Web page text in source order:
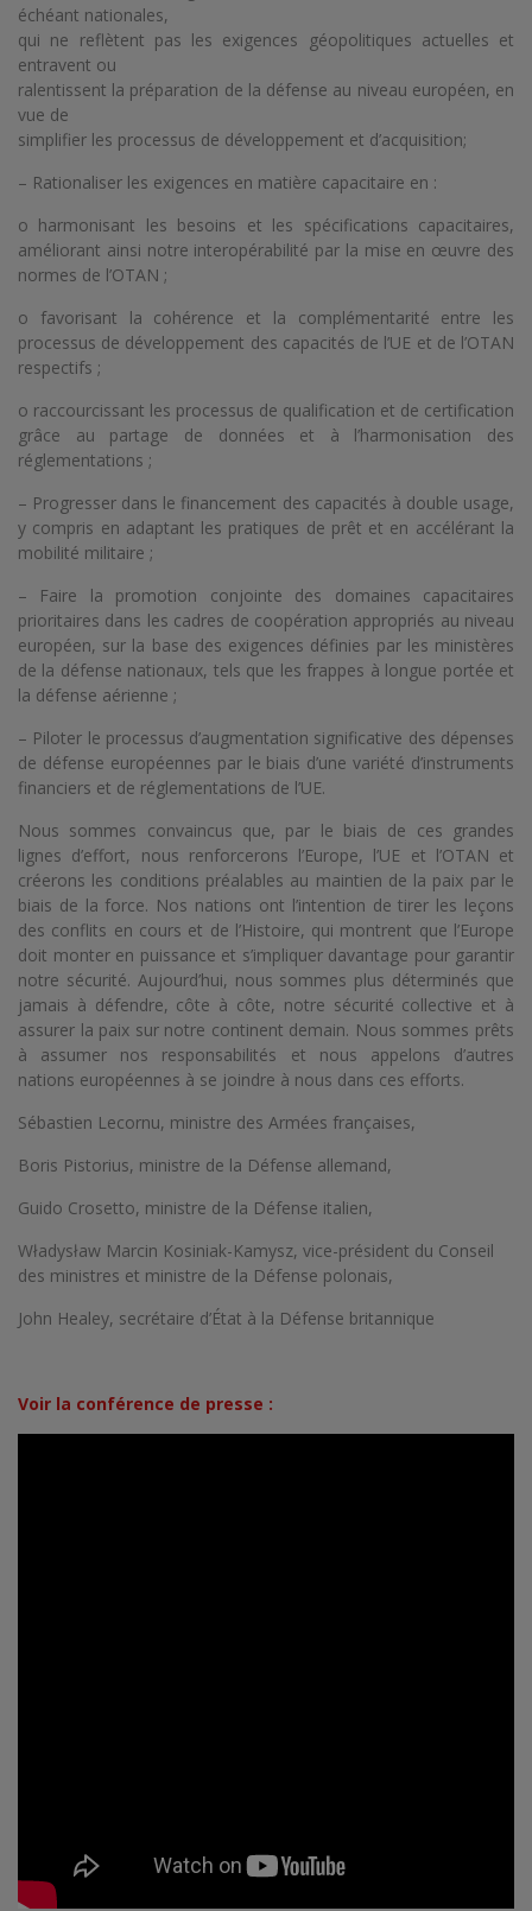
échéant nationales,
qui ne reflètent pas les exigences géopolitiques actuelles et
entravent ou
ralentissent la préparation de la défense au niveau européen, en
vue de
simplifier les processus de développement et d’acquisition;
– Rationaliser les exigences en matière capacitaire en :
o harmonisant les besoins et les spécifications capacitaires,
améliorant ainsi notre interopérabilité par la mise en œuvre des
normes de l’OTAN ;
o favorisant la cohérence et la complémentarité entre les
processus de développement des capacités de l’UE et de l’OTAN
respectifs ;
o raccourcissant les processus de qualification et de certification
grâce au partage de données et à l’harmonisation des
réglementations ;
– Progresser dans le financement des capacités à double usage,
y compris en adaptant les pratiques de prêt et en accélérant la
mobilité militaire ;
– Faire la promotion conjointe des domaines capacitaires
prioritaires dans les cadres de coopération appropriés au niveau
européen, sur la base des exigences définies par les ministères
de la défense nationaux, tels que les frappes à longue portée et
la défense aérienne ;
– Piloter le processus d’augmentation significative des dépenses
de défense européennes par le biais d’une variété d’instruments
financiers et de réglementations de l’UE.
Nous sommes convaincus que, par le biais de ces grandes
lignes d’effort, nous renforcerons l’Europe, l’UE et l’OTAN et
créerons les conditions préalables au maintien de la paix par le
biais de la force. Nos nations ont l’intention de tirer les leçons
des conflits en cours et de l’Histoire, qui montrent que l’Europe
doit monter en puissance et s’impliquer davantage pour garantir
notre sécurité. Aujourd’hui, nous sommes plus déterminés que
jamais à défendre, côte à côte, notre sécurité collective et à
assurer la paix sur notre continent demain. Nous sommes prêts
à assumer nos responsabilités et nous appelons d’autres
nations européennes à se joindre à nous dans ces efforts.
Sébastien Lecornu, ministre des Armées françaises,
Boris Pistorius, ministre de la Défense allemand,
Guido Crosetto, ministre de la Défense italien,
Władysław Marcin Kosiniak-Kamysz, vice-président du Conseil
des ministres et ministre de la Défense polonais,
John Healey, secrétaire d’État à la Défense britannique
Voir la conférence de presse :